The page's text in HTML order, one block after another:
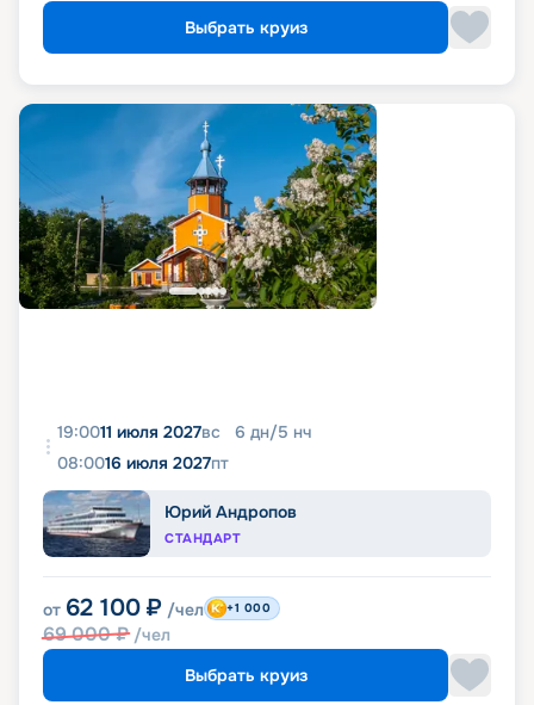
Выбрать круиз
19:0011 июля 2027вс 6 дн/5 нч
08:0016 июля 2027пт
Юрий Андропов
СТАНДАРТ
от 62 100 ₽ /чел
69 000₽ /чел
+1 000
Выбрать круиз